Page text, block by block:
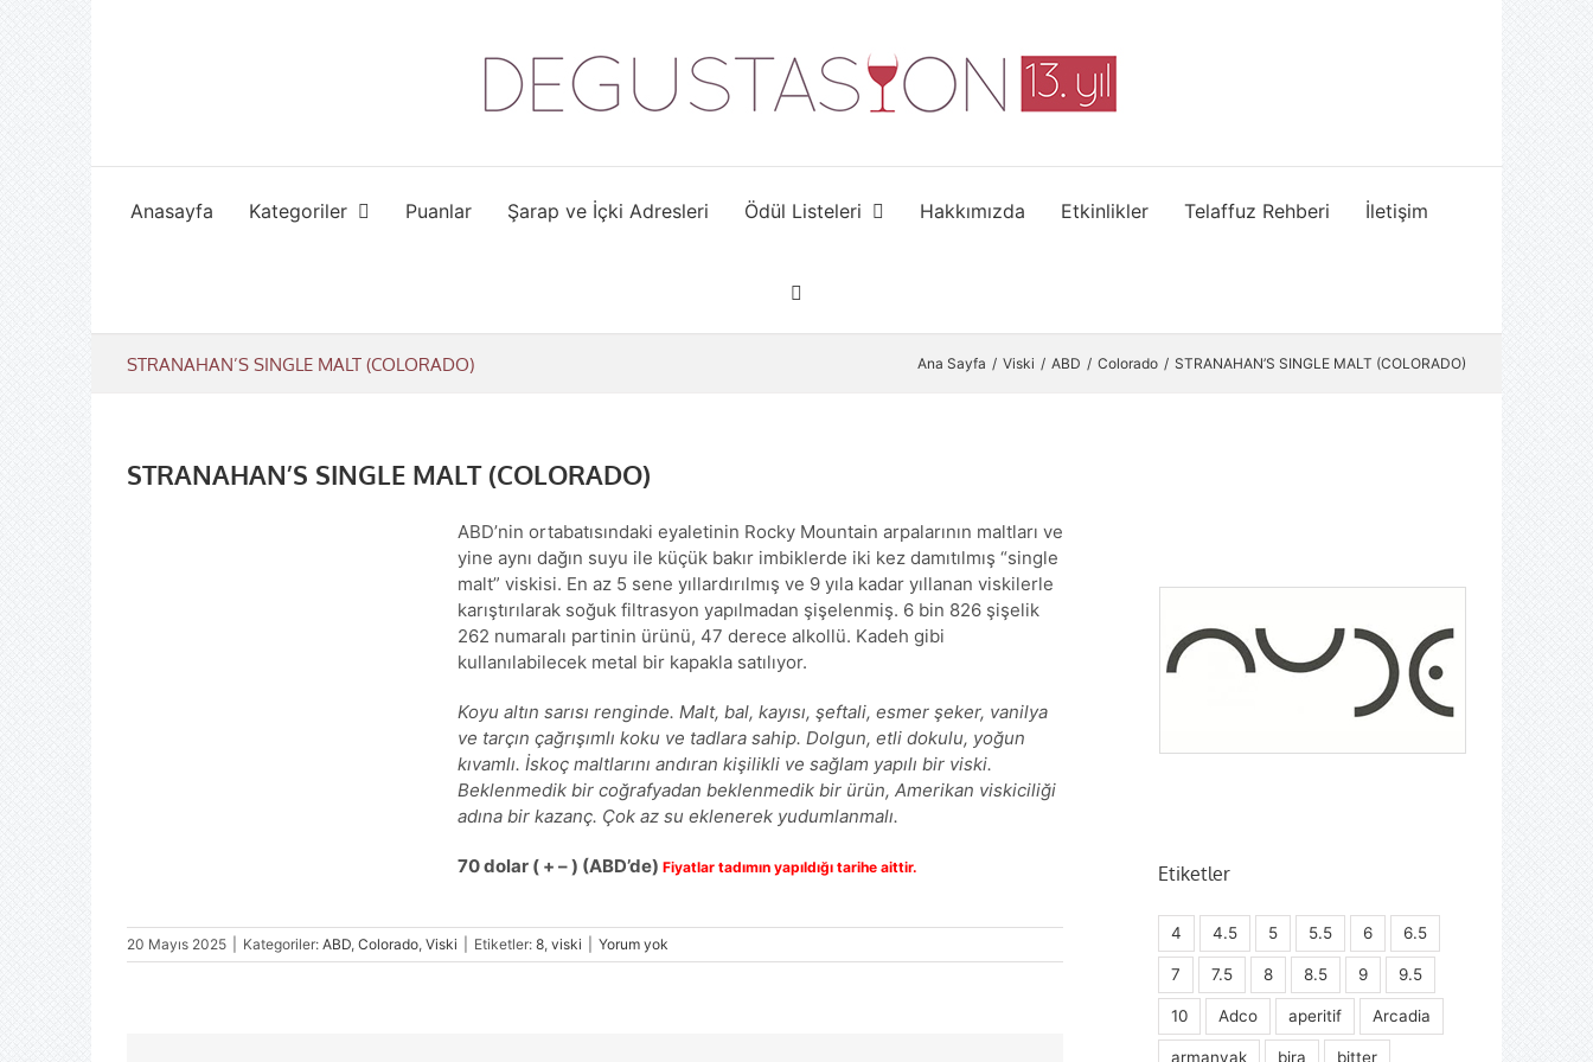
Anasayfa Kategoriler Puanlar Şarap ve İçki Adresleri Ödül Listeleri Hakkımızda Etkinlikler Telaffuz Rehberi İletişim
STRANAHAN’S SINGLE MALT (COLORADO) Ana Sayfa Viski ABD Colorado STRANAHAN’S SINGLE MALT (COLORADO)
STRANAHAN’S SINGLE MALT (COLORADO)
ABD’nin ortabatısındaki eyaletinin Rocky Mountain arpalarının maltları ve
yine aynı dağın suyu ile küçük bakır imbiklerde iki kez damıtılmış “single
malt” viskisi. En az 5 sene yıllardırılmış ve 9 yıla kadar yıllanan viskilerle
karıştırılarak soğuk filtrasyon yapılmadan şişelenmiş. 6 bin 826 şişelik
262 numaralı partinin ürünü, 47 derece alkollü. Kadeh gibi
kullanılabilecek metal bir kapakla satılıyor.
Koyu altın sarısı renginde. Malt, bal, kayısı, şeftali, esmer şeker, vanilya
ve tarçın çağrışımlı koku ve tadlara sahip. Dolgun, etli dokulu, yoğun
kıvamlı. İskoç maltlarını andıran kişilikli ve sağlam yapılı bir viski.
Beklenmedik bir coğrafyadan beklenmedik bir ürün, Amerikan viskiciliği
adına bir kazanç. Çok az su eklenerek yudumlanmalı.
70 dolar ( + – ) (ABD’de)Fiyatlar tadımın yapıldığı tarihe aittir.
20 Mayıs 2025 Kategoriler: ABD, Colorado, Viski Etiketler: 8, viski Yorum yok
Etiketler
4 4.5 5 5.5 6 6.5
7 7.5 8 8.5 9 9.5
10 Adco aperitif Arcadia
armanyak bira bitter